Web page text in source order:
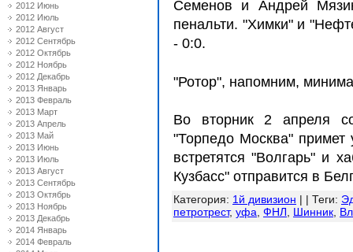
2012 Июнь
2012 Июль
2012 Август
2012 Сентябрь
2012 Октябрь
2012 Ноябрь
2012 Декабрь
2013 Январь
2013 Февраль
2013 Март
2013 Апрель
2013 Май
2013 Июнь
2013 Июль
2013 Август
2013 Сентябрь
2013 Октябрь
2013 Ноябрь
2013 Декабрь
2014 Январь
2014 Февраль
Семенов и Андрей
пенальти. "Химки" и
- 0:0.
"Ротор", напомним,
Во вторник 2 апреля
"Торпедо Москва" примет
встретятся "Волгарь" и
Кузбасс" отправится в
Категория: 1й дивизион | | Теги:
петротрест, уфа ФНЛ Шинник